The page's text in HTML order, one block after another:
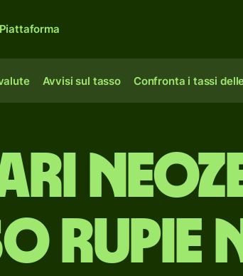
Avvisi sul tasso Confronta i tassi
rupie